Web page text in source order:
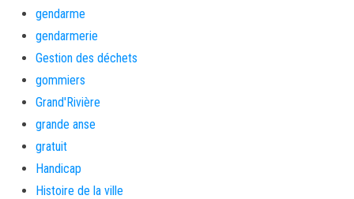
gendarme
gendarmerie
Gestion des déchets
gommiers
Grand'Rivière
grande anse
gratuit
Handicap
Histoire de la ville